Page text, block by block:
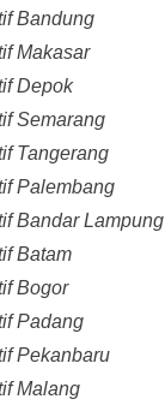
Bandung
Makasar
Depok
Semarang
Tangerang
Palembang
Bandar Lampung
Batam
Bogor
Padang
Pekanbaru
Malang